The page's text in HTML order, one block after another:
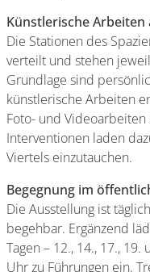
Künstlerische Arbeiten
Die Stationen des
verteilt und stehen
Grundlage sind
künstlerische Arbeiten
Foto- und
Interventionen laden
Viertels einzutauchen.
Begegnung im
Die Ausstellung ist
begehbar. Ergänzend
Tagen – 12., 14., 17.,
Uhr zu Führungen ein.